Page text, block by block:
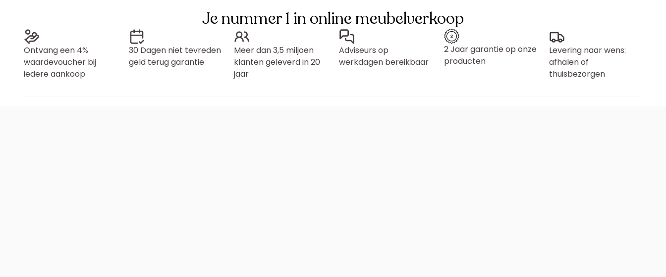
Je nummer 1 in online meubelverkoop
Ontvang een 4%
waardevoucher bij
iedere aankoop
30 Dagen niet tevreden
geld terug garantie
Meer dan 3,5 miljoen
klanten geleverd in 20
jaar
Adviseurs op
werkdagen bereikbaar
2 Jaar garantie op onze
producten
Levering naar wens:
afhalen of
thuisbezorgen